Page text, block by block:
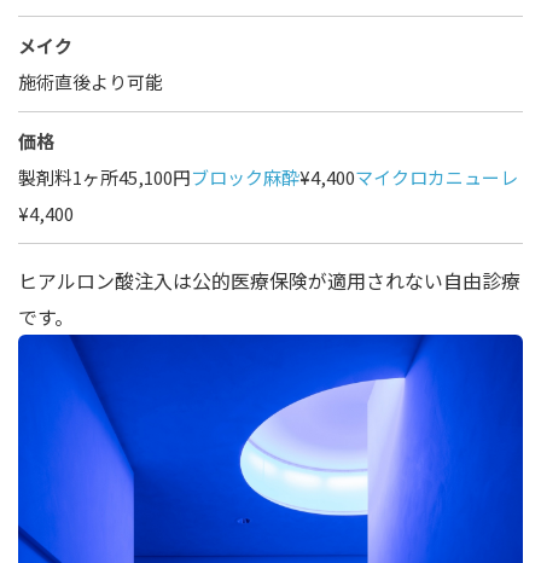
メイク
施術直後より可能
価格
製剤料1ヶ所45,100円ブロック麻酔¥4,400マイクロカニューレ
¥4,400
ヒアルロン酸注入は公的医療保険が適用されない自由診療
です。